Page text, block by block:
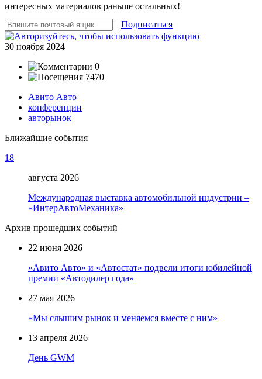
интересных материалов раньше остальных!
Подписаться
30 ноября 2024
0
7470
Авито Авто
конференции
авторынок
Ближайшие события
18
августа 2026
Международная выставка автомобильной индустрии –
«ИнтерАвтоМеханика»
Архив прошедших событий
22 июня 2026
«Авито Авто» и «Автостат» подвели итоги юбилейной
премии «Автодилер года»
27 мая 2026
«Мы слышим рынок и меняемся вместе с ним»
13 апреля 2026
День GWM